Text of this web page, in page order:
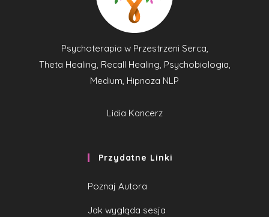
Psychoterapia w Przestrzeni Serca,
Theta Healing, Recall Healing, Psychobiologia,
Medium, Hipnoza NLP
Lidia Kancerz
Przydatne Linki
Poznaj Autora
Jak wygląda sesja